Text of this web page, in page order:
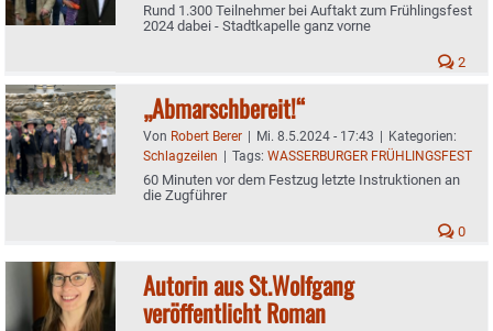
Rund 1.300 Teilnehmer bei Auftakt zum Frühlingsfest
2024 dabei - Stadtkapelle ganz vorne
2
„Abmarschbereit!“
Von Robert Berer | Mi. 8.5.2024 - 17:43 | Kategorien:
Schlagzeilen | Tags: WASSERBURGER FRÜHLINGSFEST
60 Minuten vor dem Festzug letzte Instruktionen an
die Zugführer
0
Autorin aus St.Wolfgang
veröffentlicht Roman